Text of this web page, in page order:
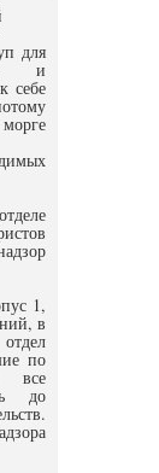
для
и
себе
1,
в
по
все
до